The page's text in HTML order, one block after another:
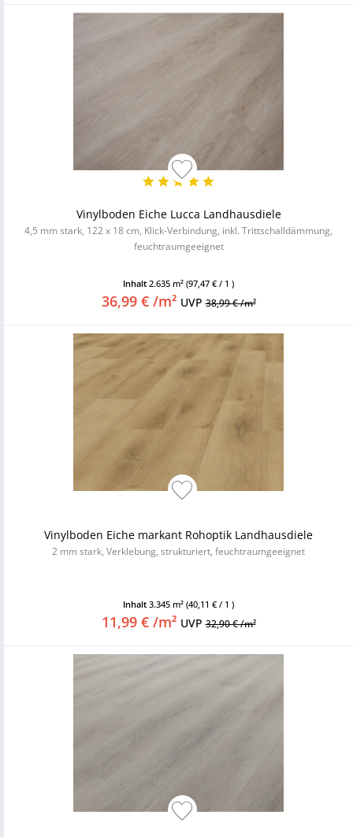
Vinylboden Eiche Lucca Landhausdiele
4,5 mm stark, 122 x 18 cm, Klick-Verbindung, inkl. Trittschalldämmung,
feuchtraumgeeignet
Inhalt 2.635 m² (97,47 € / 1 )
36,99 € /m² UVP38,99 € /m²
Vinylboden Eiche markant Rohoptik Landhausdiele
2 mm stark, Verklebung, strukturiert, feuchtraumgeeignet
Inhalt 3.345 m² (40,11 € / 1 )
11,99 € /m² UVP32,90 € /m²